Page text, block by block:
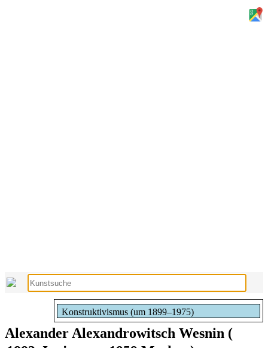
Konstruktivismus (um 1899–1975)
Alexander Alexandrowitsch Wesnin (